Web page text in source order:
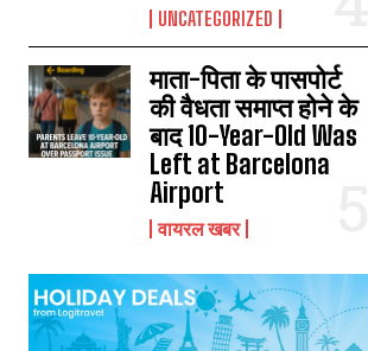
UNCATEGORIZED
माता-पिता के पासपोर्ट
की वैधता समाप्त होने के
बाद 10-Year-Old Was
Left at Barcelona
Airport
वायरल खबर